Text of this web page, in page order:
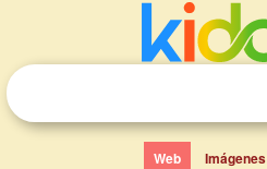
Web Imágenes